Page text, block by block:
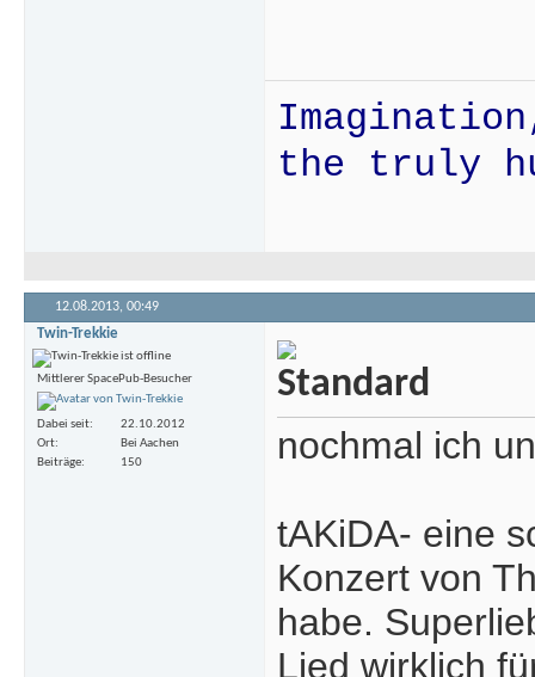
the truly
12.08.2013, 00:49
Twin-Trekkie
Mittlerer SpacePub-Besucher
Dabei seit
22.10.2012
Ort
Bei Aachen
Beiträge
150 nochmal ich
tAKiDA- eine
Konzert von
habe.
Lied wirklich